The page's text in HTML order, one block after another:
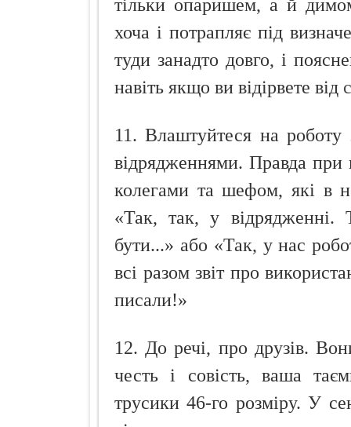
тільки опаришем, а й
хоча і потрапляє під
туди занадто довго, і
навіть якщо ви відірвете від
11. Влаштуйтеся на
відрядженнями. Правда при
колегами та шефом, які в
«Так, так, у відрядженні.
бути...» або «Так, у нас
всі разом звіт про
писали!»
12. До речі, про друзів.
честь і совість, ваша
трусики 46-го розміру. У